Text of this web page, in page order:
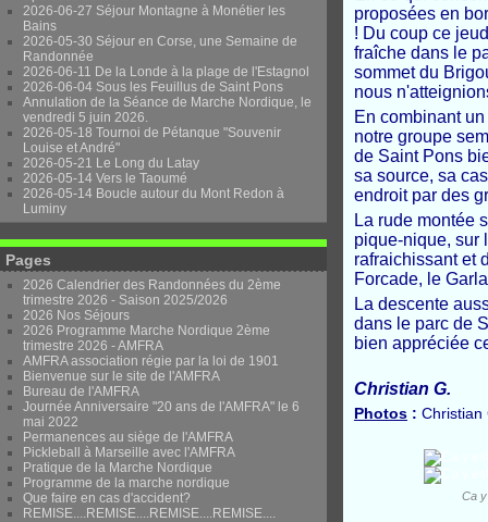
2026-06-27 Séjour Montagne à Monétier les
Bains
2026-05-30 Séjour en Corse, une Semaine de
Randonnée
2026-06-11 De la Londe à la plage de l'Estagnol
2026-06-04 Sous les Feuillus de Saint Pons
Annulation de la Séance de Marche Nordique, le
vendredi 5 juin 2026.
2026-05-18 Tournoi de Pétanque "Souvenir
Louise et André"
2026-05-21 Le Long du Latay
2026-05-14 Vers le Taoumé
2026-05-14 Boucle autour du Mont Redon à
Luminy
Pages
2026 Calendrier des Randonnées du 2ème
trimestre 2026 - Saison 2025/2026
2026 Nos Séjours
2026 Programme Marche Nordique 2ème
trimestre 2026 - AMFRA
AMFRA association régie par la loi de 1901
Bienvenue sur le site de l'AMFRA
Bureau de l'AMFRA
Journée Anniversaire "20 ans de l'AMFRA" le 6
mai 2022
Permanences au siège de l'AMFRA
Pickleball à Marseille avec l'AMFRA
Pratique de la Marche Nordique
Programme de la marche nordique
Que faire en cas d'accident?
REMISE....REMISE....REMISE....REMISE....
proposées en
! Du coup ce
fraîche dans le
sommet du
nous
En combinant
notre groupe
de Saint Pons
sa source, sa
endroit par des
La rude montée
pique-nique, sur
rafraichissant et
Forcade, le
La descente
dans le parc de
bien appréciée
Christian G.
Photos : Christian
Ca